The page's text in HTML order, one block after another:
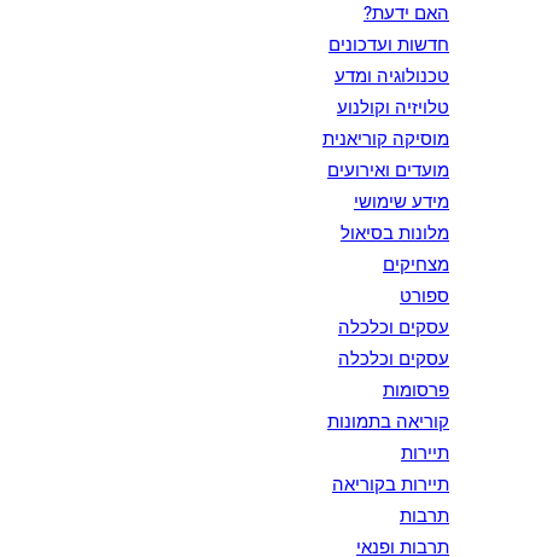
האם ידעת?
חדשות ועדכונים
טכנולוגיה ומדע
טלויזיה וקולנוע
מוסיקה קוריאנית
מועדים ואירועים
מידע שימושי
מלונות בסיאול
מצחיקים
ספורט
עסקים וכלכלה
עסקים וכלכלה
פרסומות
קוריאה בתמונות
תיירות
תיירות בקוריאה
תרבות
תרבות ופנאי